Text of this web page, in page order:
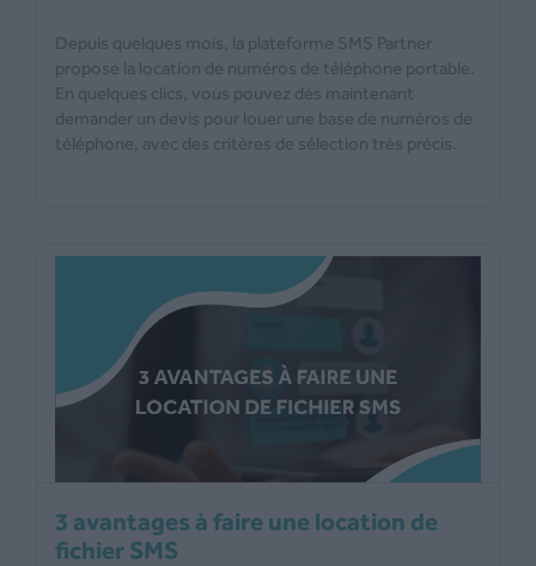
Depuis quelques mois, la plateforme SMS Partner
propose la location de numéros de téléphone portable.
En quelques clics, vous pouvez dès maintenant
demander un devis pour louer une base de numéros de
téléphone, avec des critères de sélection très précis.
3 avantages à faire une location de
fichier SMS